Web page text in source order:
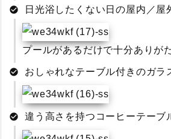
日光浴したくない日の屋内／屋
プールがあるだけで十分ありが
おしゃれなテーブル付きのガラ
違う高さを持つコーヒーテーブ